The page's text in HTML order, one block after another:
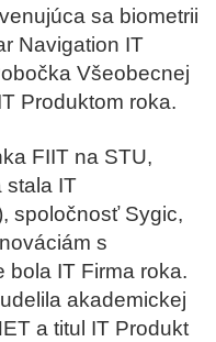
sa biometrii
Navigation IT
Všeobecnej
Produktom roka.
FIIT na STU,
stala IT
, spoločnosť Sygic,
s
bola IT Firma roka.
akademickej
a titul IT Produkt